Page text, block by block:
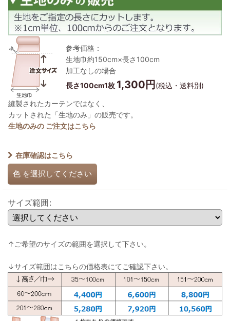
参考価格：
生地巾約150cm×長さ100cm
加工なしの場合
長さ100cm1枚 1,300円 (税込・送料別)
縫製されたカーテンではなく、
カットされた「生地のみ」の販売です。
生地のみの ご注文はこちら
在庫確認はこちら
色 を選択してください
サイズ範囲:
↑ご希望のサイズの範囲を選択して下さい。
↓サイズ範囲はこちらの価格表にてご確認下さい。